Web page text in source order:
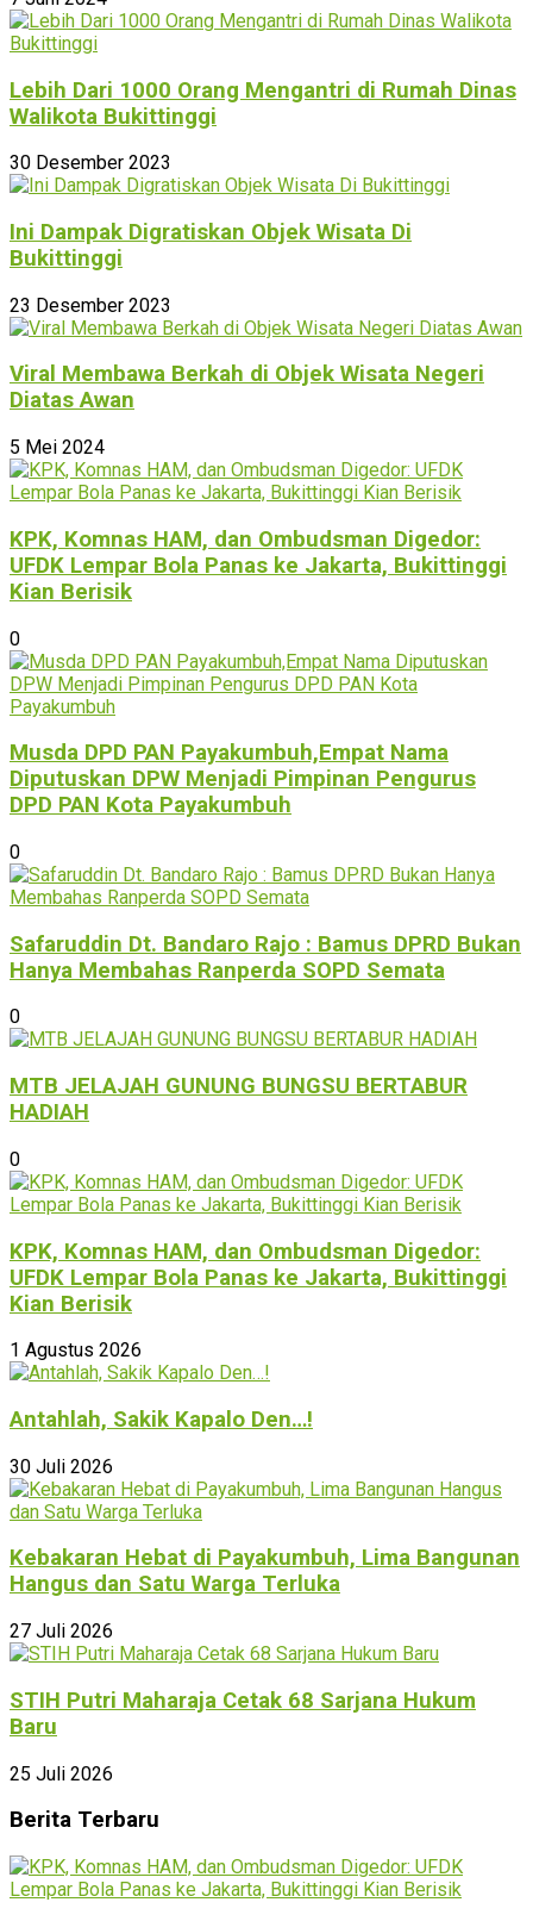
Lebih Dari 1000 Orang Mengantri di Rumah Dinas
Walikota Bukittinggi
30 Desember 2023
Ini Dampak Digratiskan Objek Wisata Di
Bukittinggi
23 Desember 2023
Viral Membawa Berkah di Objek Wisata Negeri
Diatas Awan
5 Mei 2024
KPK, Komnas HAM, dan Ombudsman Digedor:
UFDK Lempar Bola Panas ke Jakarta, Bukittinggi
Kian Berisik
0
Musda DPD PAN Payakumbuh,Empat Nama
Diputuskan DPW Menjadi Pimpinan Pengurus
DPD PAN Kota Payakumbuh
0
Safaruddin Dt. Bandaro Rajo : Bamus DPRD Bukan
Hanya Membahas Ranperda SOPD Semata
0
MTB JELAJAH GUNUNG BUNGSU BERTABUR
HADIAH
0
KPK, Komnas HAM, dan Ombudsman Digedor:
UFDK Lempar Bola Panas ke Jakarta, Bukittinggi
Kian Berisik
1 Agustus 2026
Antahlah, Sakik Kapalo Den…!
30 Juli 2026
Kebakaran Hebat di Payakumbuh, Lima Bangunan
Hangus dan Satu Warga Terluka
27 Juli 2026
STIH Putri Maharaja Cetak 68 Sarjana Hukum
Baru
25 Juli 2026
Berita Terbaru